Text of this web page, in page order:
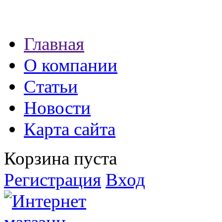
экспресс займы
Главная
О компании
Статьи
Новости
Карта сайта
Корзина пуста
Регистрация Вход